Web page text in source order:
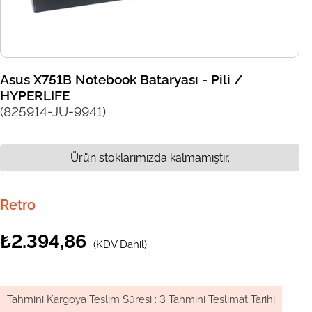
Asus X751B Notebook Bataryası - Pili /
HYPERLIFE
(825914-JU-9941)
Retro
₺2.394,86 (KDV Dahil)
Tahmini Kargoya Teslim Süresi : 3 Tahmini Teslimat Tarihi
Ürün stoklarımızda kalmamıştır.